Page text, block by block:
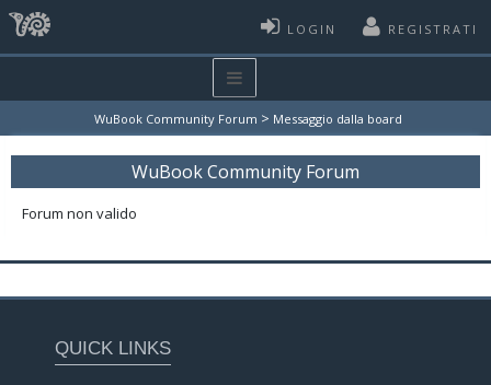
LOGIN REGISTRATI
WuBook Community Forum > Messaggio dalla board
WuBook Community Forum
Forum non valido
QUICK LINKS